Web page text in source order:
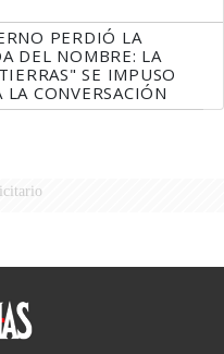
PERDIÓ LA
DEL NOMBRE: LA
SE IMPUSO
LA CONVERSACIÓN